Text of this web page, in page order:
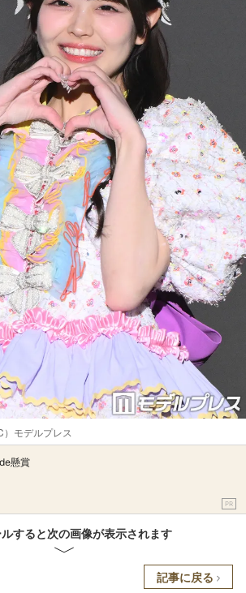
）モデルプレス
懸賞
PR
すると次の画像が表示されます
記事に戻る